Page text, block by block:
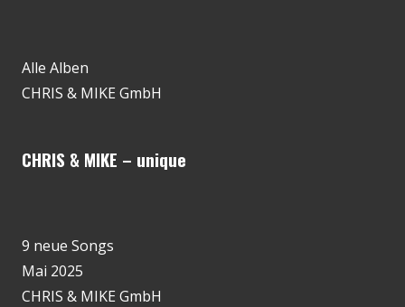
Alle Alben
CHRIS & MIKE GmbH
CHRIS & MIKE – unique
9 neue Songs
Mai 2025
CHRIS & MIKE GmbH